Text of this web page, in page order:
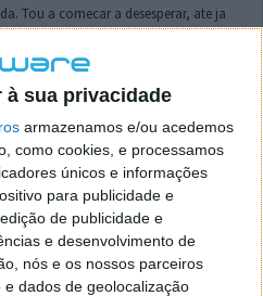
à sua privacidade
armazenamos e/ou acedemos
como cookies, e processamos
únicos e informações
para publicidade e
de publicidade e
e desenvolvimento de
nós e os nossos parceiros
dados de geolocalização
Tou a comecar a desesperar, ate ja
te lembres de outra dica fico
obrigado a mesma
de 2005 às 01:39
Seja como for segue por mail